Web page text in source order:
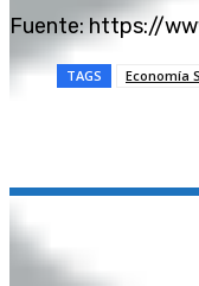
Fuente: https://
TAGS Economía